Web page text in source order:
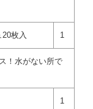
枚入 1
！水がない所で
1